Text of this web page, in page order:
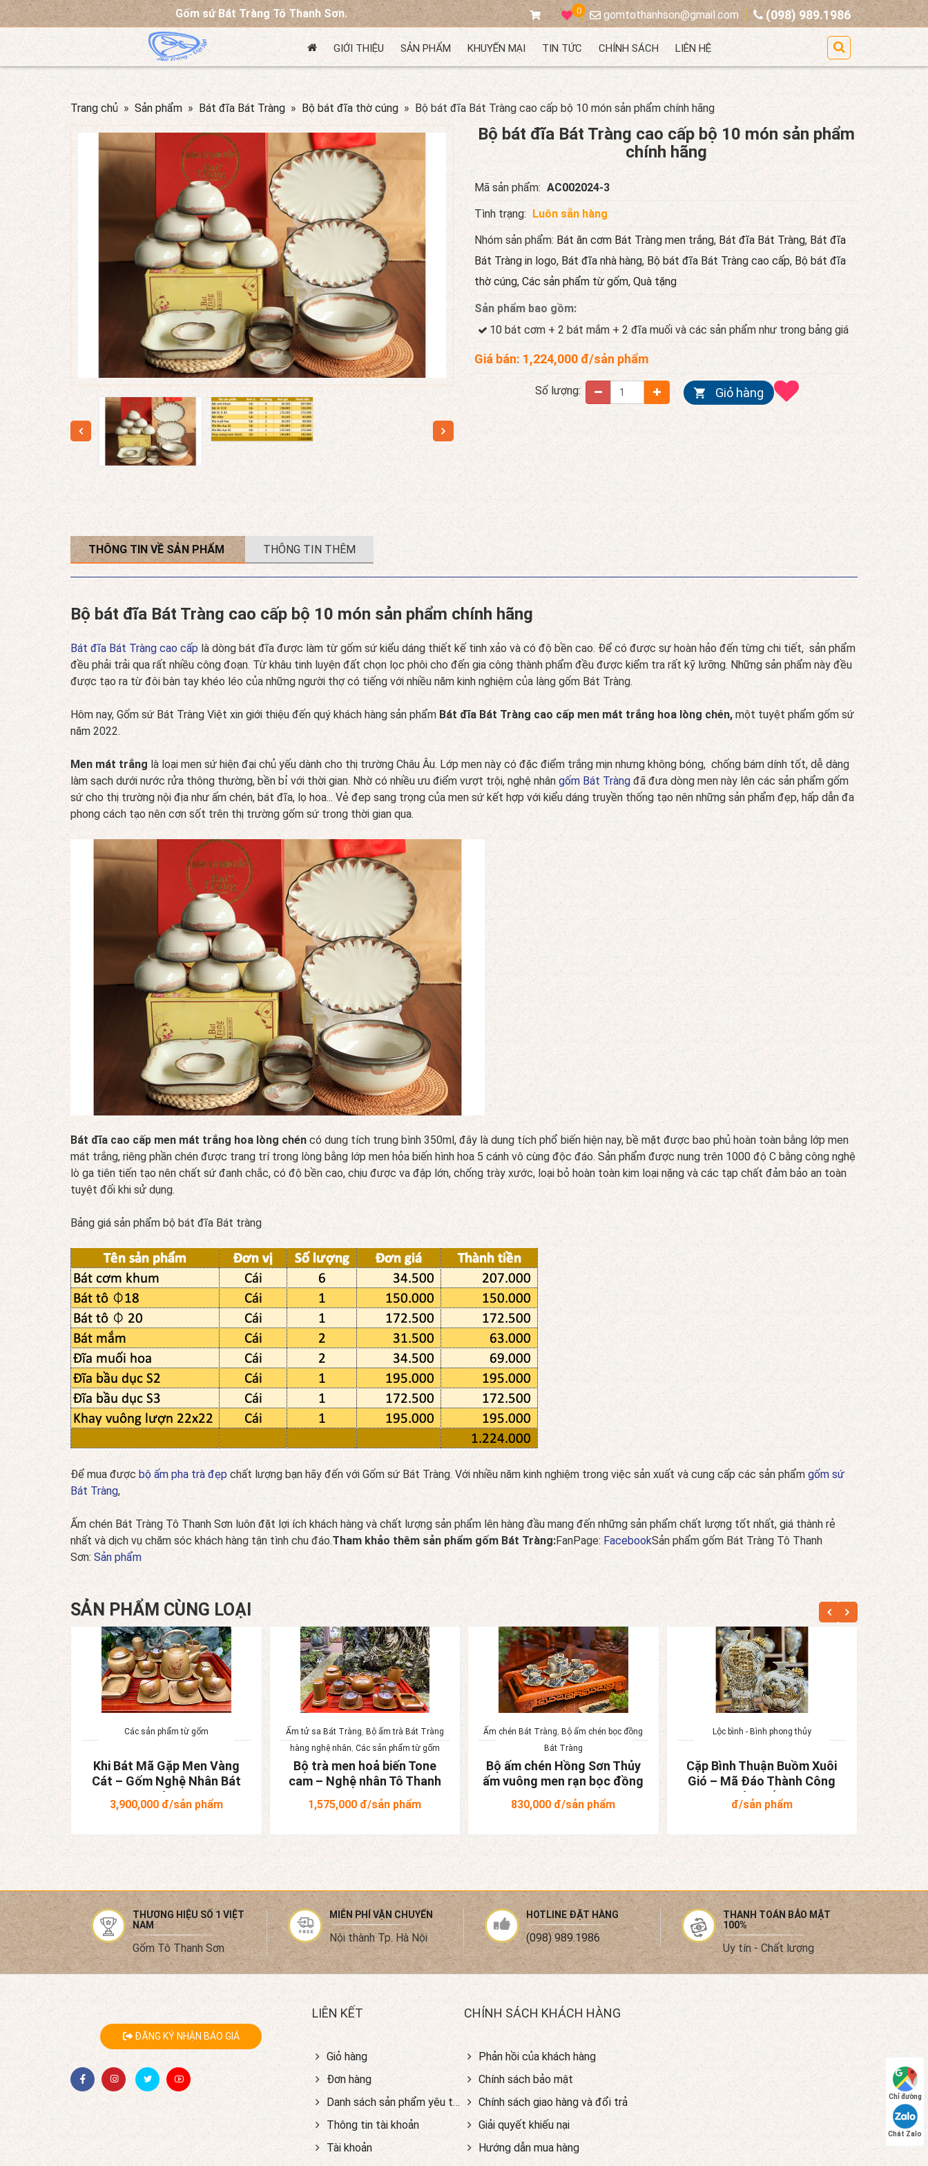
Gốm sứ Bát Tràng Tô Thanh Sơn. Chuyên cung cấp sản phẩm gốm Bát Tràng thương hiệu Tô Thanh Sơn và phân phối các sản phẩm gốm Bát Tràng
gomtothanhson@gmail.com (098) 989.1986
0
GIỚI THIỆU SẢN PHẨM KHUYẾN MẠI TIN TỨC CHÍNH SÁCH LIÊN HỆ
Trang chủ » Sản phẩm » Bát đĩa Bát Tràng » Bộ bát đĩa thờ cúng » Bộ bát đĩa Bát Tràng cao cấp bộ 10 món sản phẩm chính hãng
Bộ bát đĩa Bát Tràng cao cấp bộ 10 món sản phẩm
chính hãng
Mã sản phẩm: AC002024-3
Tình trạng: Luôn sẵn hàng
Nhóm sản phẩm: Bát ăn cơm Bát Tràng men trắng, Bát đĩa Bát Tràng, Bát đĩa
Bát Tràng in logo, Bát đĩa nhà hàng, Bộ bát đĩa Bát Tràng cao cấp, Bộ bát đĩa
thờ cúng, Các sản phẩm từ gốm, Quà tặng
Sản phẩm bao gồm:
10 bát cơm + 2 bát mắm + 2 đĩa muối và các sản phẩm như trong bảng giá
Giá bán: 1,224,000 đ/sản phẩm
Số lượng: Giỏ hàng
THÔNG TIN VỀ SẢN PHẨM THÔNG TIN THÊM
Bộ bát đĩa Bát Tràng cao cấp bộ 10 món sản phẩm chính hãng
Bát đĩa Bát Tràng cao cấp là dòng bát đĩa được làm từ gốm sứ kiểu dáng thiết kế tinh xảo và có độ bền cao. Để có được sự hoàn hảo đến từng chi tiết, sản phẩm
đều phải trải qua rất nhiều công đoạn. Từ khâu tinh luyện đất chọn lọc phôi cho đến gia công thành phẩm đều được kiểm tra rất kỹ lưỡng. Những sản phẩm này đều
được tạo ra từ đôi bàn tay khéo léo của những người thợ có tiếng với nhiều năm kinh nghiệm của làng gốm Bát Tràng.
Hôm nay, Gốm sứ Bát Tràng Việt xin giới thiệu đến quý khách hàng sản phẩm Bát đĩa Bát Tràng cao cấp men mát trắng hoa lòng chén, một tuyệt phẩm gốm sứ
năm 2022.
Men mát trắng là loại men sứ hiện đại chủ yếu dành cho thị trường Châu Âu. Lớp men này có đặc điểm trắng mịn nhưng không bóng, chống bám dính tốt, dễ dàng
làm sạch dưới nước rửa thông thường, bền bỉ với thời gian. Nhờ có nhiều ưu điểm vượt trội, nghệ nhân gốm Bát Tràng đã đưa dòng men này lên các sản phẩm gốm
sứ cho thị trường nội địa như ấm chén, bát đĩa, lọ hoa... Vẻ đep sang trọng của men sứ kết hợp với kiểu dáng truyền thống tạo nên những sản phẩm đẹp, hấp dẫn đa
phong cách tạo nên cơn sốt trên thị trường gốm sứ trong thời gian qua.
Bát đĩa cao cấp men mát trắng hoa lòng chén có dung tích trung bình 350ml, đây là dung tích phổ biến hiện nay, bề mặt được bao phủ hoàn toàn bằng lớp men
mát trắng, riêng phần chén được trang trí trong lòng bằng lớp men hỏa biến hình hoa 5 cánh vô cùng độc đáo. Sản phẩm được nung trên 1000 độ C bằng công nghệ
lò ga tiên tiến tạo nên chất sứ đanh chắc, có độ bền cao, chịu được va đập lớn, chống trày xước, loại bỏ hoàn toàn kim loại nặng và các tạp chất đảm bảo an toàn
tuyệt đối khi sử dụng.
Bảng giá sản phẩm bộ bát đĩa Bát tràng
Để mua được bộ ấm pha trà đẹp chất lượng bạn hãy đến với Gốm sứ Bát Tràng. Với nhiều năm kinh nghiệm trong việc sản xuất và cung cấp các sản phẩm gốm sứ
Bát Tràng,
Ấm chén Bát Tràng Tô Thanh Sơn luôn đặt lợi ích khách hàng và chất lượng sản phẩm lên hàng đầu mang đến những sản phẩm chất lượng tốt nhất, giá thành rẻ
nhất và dịch vụ chăm sóc khách hàng tận tình chu đáo.Tham khảo thêm sản phẩm gốm Bát Tràng:FanPage: FacebookSản phẩm gốm Bát Tràng Tô Thanh
Sơn: Sản phẩm
SẢN PHẨM CÙNG LOẠI
Các sản phẩm từ gốm
Khi Bát Mã Gặp Men Vàng
Cát – Gốm Nghệ Nhân Bát
Tràng
3,900,000đ/sản phẩm
Ấm tử sa Bát Tràng Bộ ấm trà Bát Tràng
hàng nghệ nhân Các sản phẩm từ gốm
Bộ trà men hoả biến Tone
cam – Nghệ nhân Tô Thanh
1,575,000 đ/sản phẩm
Ấm chén Bát Tràng ,Bộ ấm chén bọc đồng
Bát Tràng
Bộ ấm chén Hồng Sơn Thủy
ấm vuông men rạn bọc đồng
830,000 đ/sản phẩm
Lộc bình - Bình phong thủy
Cặp Bình Thuận Buồm Xuôi
Gió – Mã Đáo Thành Công
Màu Trắng
đ/sản phẩm
THƯƠNG HIỆU SỐ 1 VIỆT
NAM
Gốm Tô Thanh Sơn
MIỄN PHÍ VẬN CHUYỂN
Nội thành Tp. Hà Nội
HOTLINE ĐẶT HÀNG
(098) 989.1986
THANH TOÁN BẢO MẬT
100%
Uy tín - Chất lượng
ĐĂNG KÝ NHẬN BÁO GIÁ
LIÊN KẾT
Giỏ hàng
Đơn hàng
Danh sách sản phẩm yêu thích
Thông tin tài khoản
Tài khoản
CHÍNH SÁCH KHÁCH HÀNG
Phản hồi của khách hàng
Chính sách bảo mật
Chính sách giao hàng và đổi trả
Giải quyết khiếu nại
Hướng dẫn mua hàng
Chỉ đường
Chát Zalo